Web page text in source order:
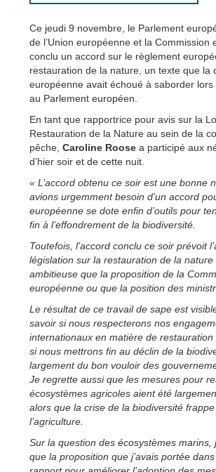
Ce jeudi 9 novembre, le Parlement
de l’Union européenne et la Commission
conclu un accord sur le règlement
restauration de la nature, un texte que la
européenne avait échoué à saborder lors
au Parlement européen.
En tant que rapportrice pour avis sur la
Restauration de la Nature au sein de la
pêche, Caroline Roose a participé aux
d’hier soir et de cette nuit.
« L’accord obtenu ce soir est une bonne
avions urgemment besoin d’un accord
européenne se dote enfin d’outils pour
fin à l’effondrement de la biodiversité.
Toutefois, l’accord conclu ce soir prévoit
législation sur la restauration de la nature
ambitieuse que la proposition de la
européenne ou que la position des
Le résultat de ce travail de sape est
savoir si nous respecterons nos
internationaux en matière de
si nous mettrons fin au déclin de la
largement du bon vouloir des
Je regrette aussi que les mesures pour
écosystèmes agricoles aient été
alors que la crise de la biodiversité
l’agriculture.
Sur la question des écosystèmes marins,
que la proposition que j’avais portée